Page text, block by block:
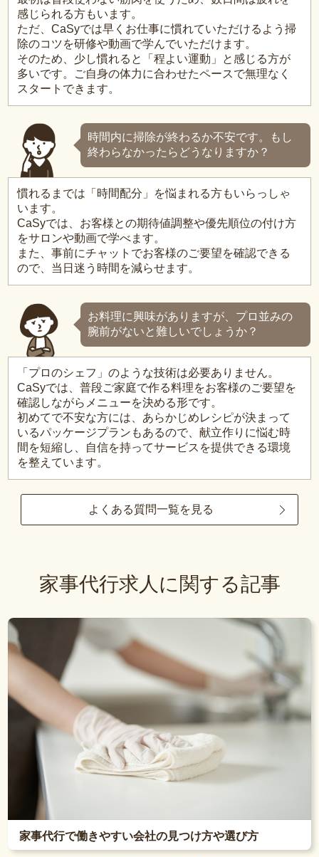
感じられる方もいます。
ただ、CaSyでは早くお仕事に慣れていただけるよう掃
除のコツを研修や動画で学んでいただけます。
そのため、少し慣れると「程よい運動」と感じる方が
多いです。ご自身の体力に合わせたペースで無理なく
スタートできます。
時間内に掃除が終わるか不安です。もし
終わらなかったらどうなりますか？
慣れるまでは「時間配分」を悩まれる方もいらっしゃ
います。
CaSyでは、お客様との期待値調整や優先順位の付け方
をサロンや動画で学べます。
また、事前にチャットでお客様のご要望を確認できる
ので、当日迷う時間を減らせます。
お料理に興味がありますが、プロ並みの
腕前がないと難しいでしょうか？
「プロのシェフ」のような技術は必要ありません。
CaSyでは、普段ご家庭で作る料理をお客様のご要望を
確認しながらメニューを決める形です。
初めてで不安な方には、あらかじめレシピが決まって
いるパッケージプランもあるので、献立作りに悩む時
間を短縮し、自信を持ってサービスを提供できる環境
を整えています。
よくある質問一覧を見る
家事代行求人に関する記事
家事代行で働きやすい会社の見つけ方や選び方